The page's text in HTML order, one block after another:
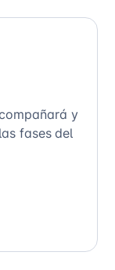
y
fases del